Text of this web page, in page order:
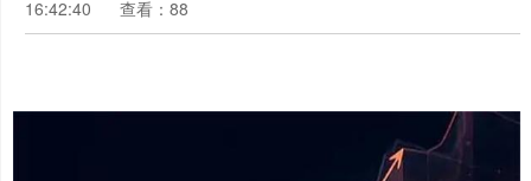
16:42:40
查看：88